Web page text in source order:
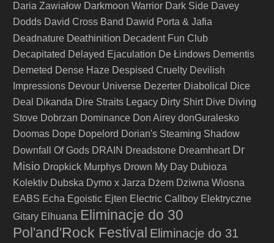
Daria Zawiałow Darkmoon Warrior Dark Side Davey
Dodds David Cross Band Dawid Porta & Jafia
Deadnature Deathinition Decadent Fun Club
Decapitated Delayed Ejaculation De Łindows Dementis
Demeted Dense Haze Despised Cruelty Devilish
Impressions Devour Universe Dezerter Diabolical
Dice
Deal
Dikanda Dire Straits Legacy Dirty Shirt Dive Diving
Stove Dobrzan Dominance Don Airey donGuralesko
Doomas Dope Dopelord Dorian's Steaming Shadow
Downfall Of Gods DRAIN Dreadstone Dreamheart Dr
Misio Dropkick Murphys Drown My Day Dubioza
Kolektiv Dubska Dymo x Jarza Dżem Dziwna Wiosna
EABS Echa Egoistic Ejten Electric Callboy Elektryczne
Gitary Elhuana Eliminacje do 30
Pol'and'Rock Festival Eliminacje do 31